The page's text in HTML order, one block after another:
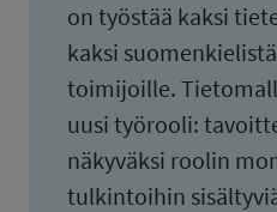
on työstää kaksi
kaksi
toimijoille.
uusi työrooli:
näkyväksi roolin
tulkintoihin